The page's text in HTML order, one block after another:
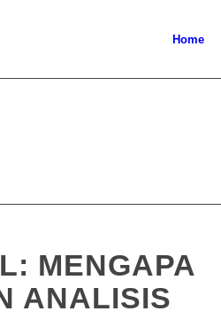
Home
MENGAPA
ANALISIS